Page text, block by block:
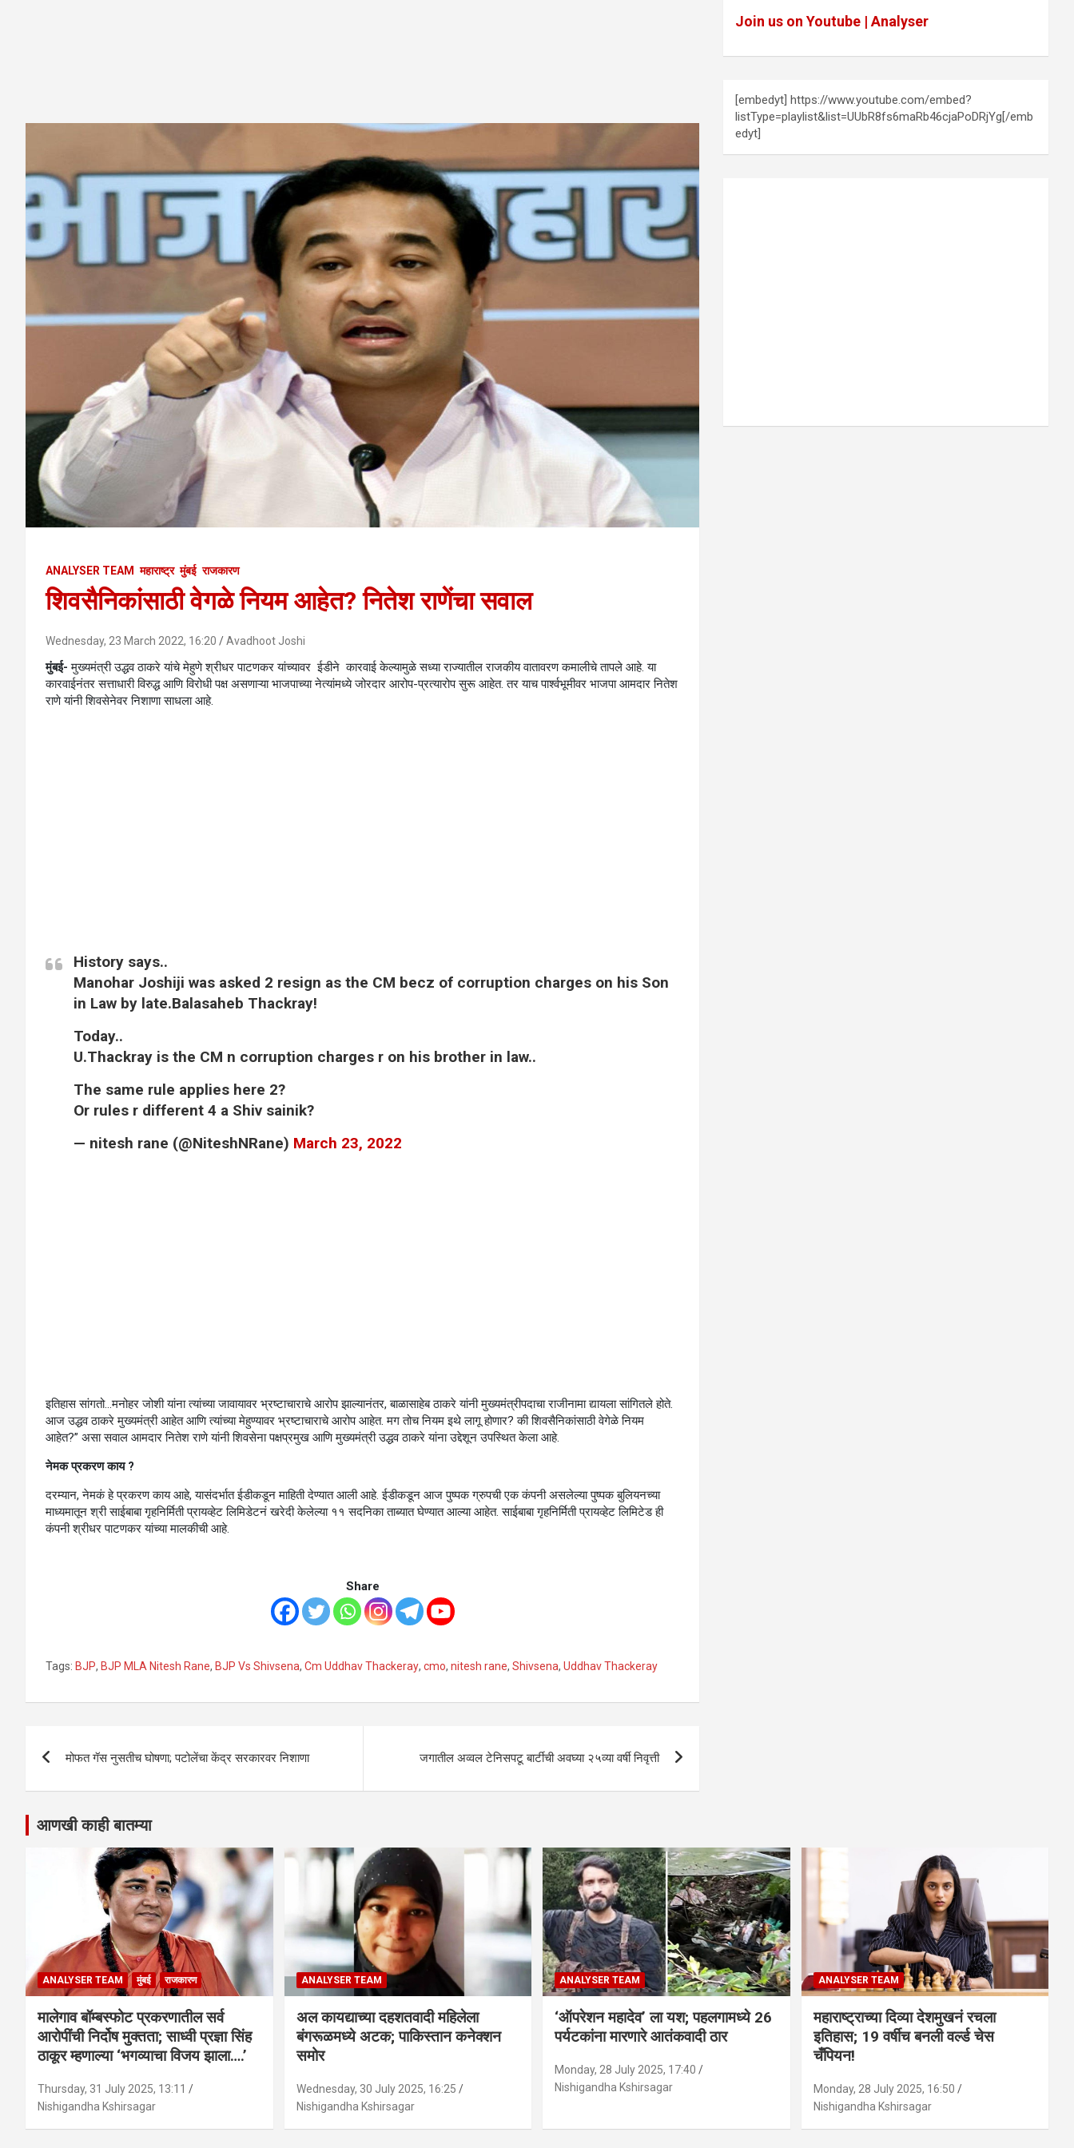
ANALYSER TEAM महाराष्ट्र मुंबई राजकारण
शिवसैनिकांसाठी वेगळे नियम आहेत? नितेश राणेंचा सवाल
Wednesday, 23 March 2022, 16:20 Avadhoot Joshi
मुंबई-मुख्यमंत्री उद्धव ठाकरे यांचे मेहुणे श्रीधर पाटणकर यांच्यावर ईडीने कारवाई केल्यामुळे सध्या राज्यातील राजकीय वातावरण कमालीचे तापले आहे. या
कारवाईनंतर सत्ताधारी विरुद्ध आणि विरोधी पक्ष असणाऱ्या भाजपाच्या नेत्यांमध्ये जोरदार आरोप-प्रत्यारोप सुरू आहेत. तर याच पार्श्वभूमीवर भाजपा आमदार नितेश
राणे यांनी शिवसेनेवर निशाणा साधला आहे.
History says..
Manohar Joshiji was asked 2 resign as the CM becz of corruption charges on his Son
in Law by late.Balasaheb Thackray!
Today..
U.Thackray is the CM n corruption charges r on his brother in law..
The same rule applies here 2?
Or rules r different 4 a Shiv sainik?
— nitesh rane (@NiteshNRane) March 23, 2022
इतिहास सांगतो…मनोहर जोशी यांना त्यांच्या जावायावर भ्रष्टाचाराचे आरोप झाल्यानंतर, बाळासाहेब ठाकरे यांनी मुख्यमंत्रीपदाचा राजीनामा द्यायला सांगितले होते.
आज उद्धव ठाकरे मुख्यमंत्री आहेत आणि त्यांच्या मेहुण्यावर भ्रष्टाचाराचे आरोप आहेत. मग तोच नियम इथे लागू होणार? की शिवसैनिकांसाठी वेगेळे नियम
आहेत?” असा सवाल आमदार नितेश राणे यांनी शिवसेना पक्षप्रमुख आणि मुख्यमंत्री उद्धव ठाकरे यांना उद्देशून उपस्थित केला आहे.
नेमक प्रकरण काय ?
दरम्यान, नेमकं हे प्रकरण काय आहे, यासंदर्भात ईडीकडून माहिती देण्यात आली आहे. ईडीकडून आज पुष्पक ग्रुपची एक कंपनी असलेल्या पुष्पक बुलियनच्या
माध्यमातून श्री साईबाबा गृहनिर्मिती प्रायव्हेट लिमिडेटनं खरेदी केलेल्या ११ सदनिका ताब्यात घेण्यात आल्या आहेत. साईबाबा गृहनिर्मिती प्रायव्हेट लिमिटेड ही
कंपनी श्रीधर पाटणकर यांच्या मालकीची आहे.
Share
Tags: BJP, BJP MLA Nitesh Rane, BJP Vs Shivsena, Cm Uddhav Thackeray, cmo, nitesh rane, Shivsena, Uddhav Thackeray
navigation
मोफत गॅस नुसतीच घोषणा; पटोलेंचा केंद्र सरकारवर निशाणा जगातील अव्वल टेनिसपटू बार्टीची अवघ्या २५व्या वर्षी निवृत्ती
Join us on Youtube | Analyser
[embedyt] https://www.youtube.com/embed?
listType=playlist&list=UUbR8fs6maRb46cjaPoDRjYg[/emb
edyt]
आणखी काही बातम्या
ANALYSER TEAM मुंबई राजकारण
मालेगाव बॉम्बस्फोट प्रकरणातील सर्व
आरोपींची निर्दोष मुक्तता; साध्वी प्रज्ञा सिंह
ठाकूर म्हणाल्या ‘भगव्याचा विजय झाला….’
Thursday, 31 July 2025, 13:11
Nishigandha Kshirsagar
ANALYSER TEAM
अल कायद्याच्या दहशतवादी महिलेला
बंगरूळमध्ये अटक; पाकिस्तान कनेक्शन
समोर
Wednesday, 30 July 2025, 16:25
Nishigandha Kshirsagar
ANALYSER TEAM
‘ऑपरेशन महादेव’ ला यश; पहलगामध्ये 26
पर्यटकांना मारणारे आतंकवादी ठार
Monday, 28 July 2025, 17:40
Nishigandha Kshirsagar
ANALYSER TEAM
महाराष्ट्राच्या दिव्या देशमुखनं रचला
इतिहास; 19 वर्षीच बनली वर्ल्ड चेस
चँपियन!
Monday, 28 July 2025, 16:50
Nishigandha Kshirsagar